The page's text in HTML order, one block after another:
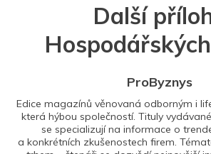
Další
ProByznys
Edice magazínů věnovaná odborným i
která hýbou společností. Tituly
se specializují na informace o
a konkrétních zkušenostech firem.